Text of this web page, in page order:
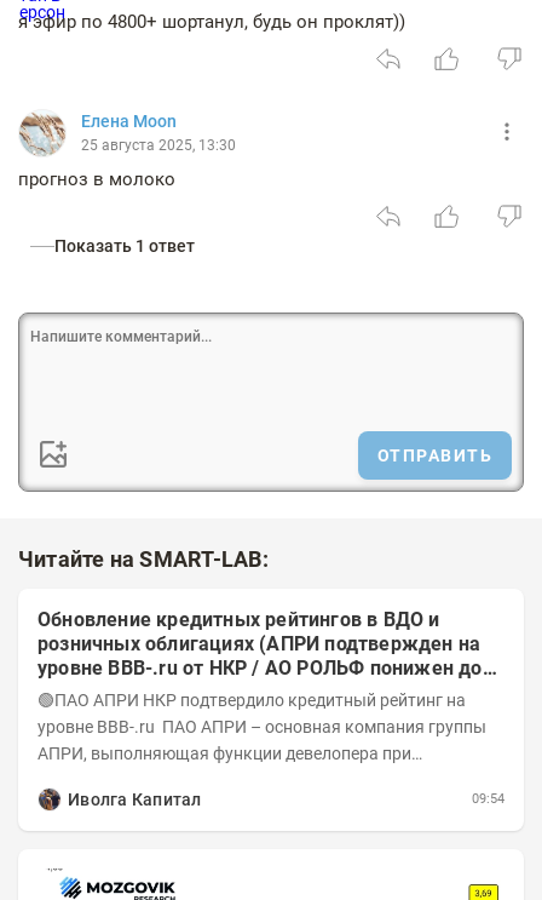
я эфир по 4800+ шортанул, будь он проклят))
Елена Moon
25 августа 2025, 13:30
прогноз в молоко
Показать 1 ответ
ОТПРАВИТЬ
Читайте на SMART-LAB:
Обновление кредитных рейтингов в ВДО и
розничных облигациях (АПРИ подтвержден на
уровне BBB-.ru от НКР / АО РОЛЬФ понижен до
А-(RU) / Элит Строй присвоен на уровне BBB.ru)
🟢ПАО АПРИ НКР подтвердило кредитный рейтинг на
уровне BBB-.ru ПАО АПРИ – основная компания группы
АПРИ, выполняющая функции девелопера при
Иволга Капитал
09:54